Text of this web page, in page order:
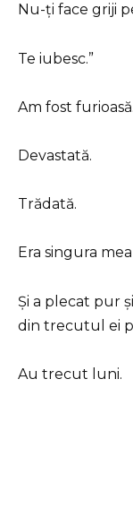
Nu-ți face griji
Te iubesc.”
Am fost furioasă.
Devastată.
Trădată.
Era singura
Și a plecat pur
din trecutul ei
Au trecut luni.